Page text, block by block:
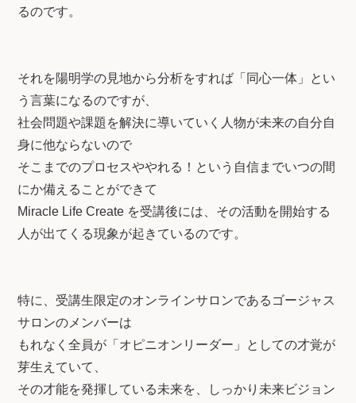
るのです。
それを陽明学の見地から分析をすれば「同心一体」とい
う言葉になるのですが、
社会問題や課題を解決に導いていく人物が未来の自分自
身に他ならないので
そこまでのプロセスややれる！という自信までいつの間
にか備えることができて
Miracle Life Create を受講後には、その活動を開始する
人が出てくる現象が起きているのです。
特に、受講生限定のオンラインサロンであるゴージャス
サロンのメンバーは
もれなく全員が「オピニオンリーダー」としての才覚が
芽生えていて、
その才能を発揮している未来を、しっかり未来ビジョン